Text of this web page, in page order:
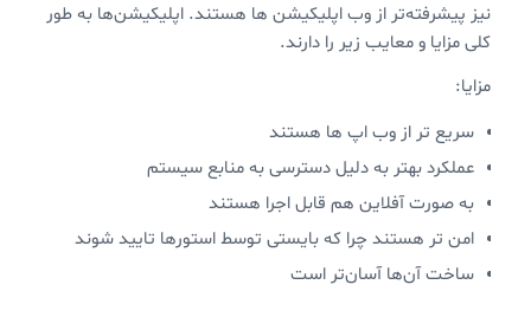
نیز پیشرفته‌تر از وب اپلیکیشن ها هستند. اپلیکیشن‌ها به طور
کلی مزایا و معایب زیر را دارند.
مزایا:
سریع تر از وب اپ ها هستند
عملکرد بهتر به دلیل دسترسی به منابع سیستم
به صورت آفلاین هم قابل اجرا هستند
امن تر هستند چرا که بایستی توسط استورها تایید شوند
ساخت آن‌ها آسان‌تر است